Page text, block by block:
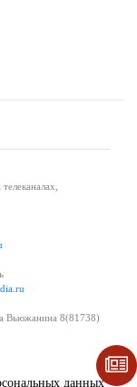
Вьюжанина 8(81738)
данных